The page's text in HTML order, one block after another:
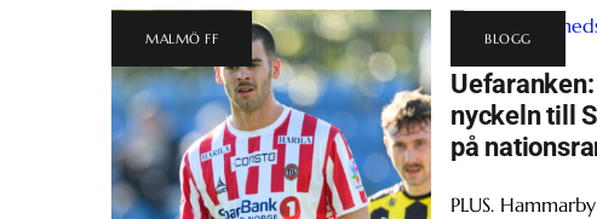
MALMÖ FF BLOGG
nyckeln till
på
PLUS.